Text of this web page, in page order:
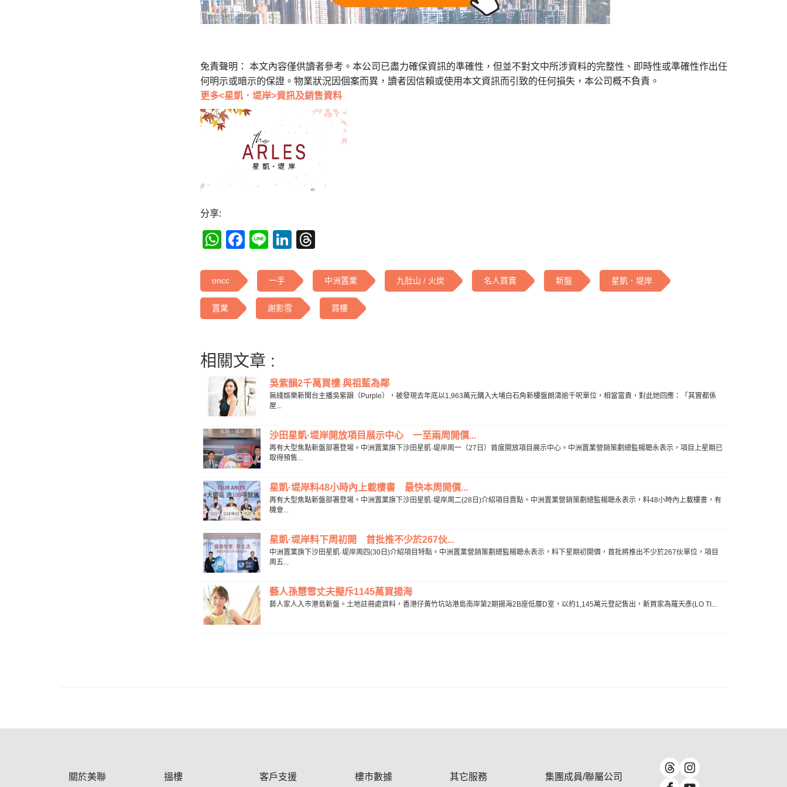
免責聲明： 本文內容僅供讀者參考。本公司已盡力確保資訊的準確性，但並不對文中所涉資料的完整性、即時性或準確性作出任
何明示或暗示的保證。物業狀況因個案而異，讀者因信賴或使用本文資訊而引致的任何損失，本公司概不負責。
更多<星凱．堤岸>資訊及銷售資料
分享:
WhatsApp
Facebook
LineLinkedIn
oncc 一手 中洲置業 九肚山 / 火炭 名人買賣 新盤 星凱．堤岸
置業 謝影雪 買樓
相關文章 :
吳紫韻2千萬買樓 與祖藍為鄰
無綫娛樂新聞台主播吳紫韻（Purple），被發現去年底以1,963萬元購入大埔白石角新樓盤朗濤逾千呎單位，相當富貴，對此她回應：「其實都係
屋...
沙田星凱·堤岸開放項目展示中心 一至兩周開價...
再有大型焦點新盤部署登場。中洲置業旗下沙田星凱·堤岸周一（27日）首度開放項目展示中心。中洲置業營銷策劃總監楊聰永表示，項目上星期已
取得預售...
星凱·堤岸料48小時內上載樓書 最快本周開價...
再有大型焦點新盤部署登場。中洲置業旗下沙田星凱·堤岸周二(28日)介紹項目賣點。中洲置業營銷策劃總監楊聰永表示，料48小時內上載樓書，有
機會...
星凱·堤岸料下周初開 首批推不少於267伙...
中洲置業旗下沙田星凱·堤岸周四(30日)介紹項目特點。中洲置業營銷策劃總監楊聰永表示，料下星期初開價，首批將推出不少於267伙單位，項目
周五...
藝人孫慧雪丈夫擬斥1145萬買揚海
藝人家人入市港島新盤。土地註冊處資料，香港仔黃竹坑站港島南岸第2期揚海2B座低層D室，以約1,145萬元登記售出，新買家為羅天彥(LO TI...
關於美聯 搵樓 客戶支援 樓市數據 其它服務 集團成員/聯屬公司